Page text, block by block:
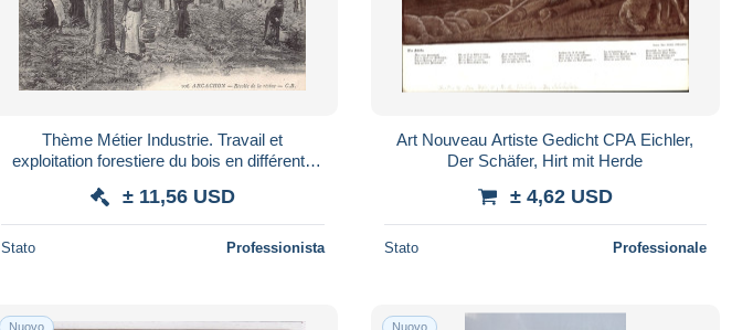
Thème Métier Industrie. Travail et
exploitation forestiere du bois en différents
± 11,56 USD
Stato Professionista
Art Nouveau Artiste Gedicht CPA Eichler,
Der Schäfer, Hirt mit Herde
± 4,62 USD
Stato Professionale
Nuovo Nuovo